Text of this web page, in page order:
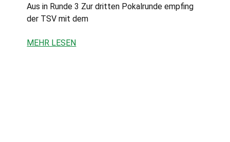
Aus in Runde 3 Zur dritten Pokalrunde empfing
der TSV mit dem
MEHR LESEN